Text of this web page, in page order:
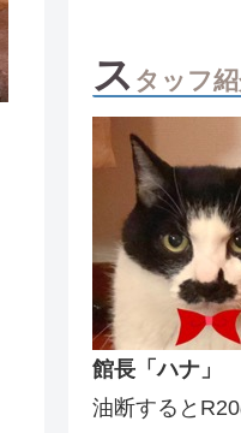
ス タッフ
館長「ハナ」
油断すると